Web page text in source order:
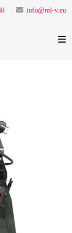
info@ml-v.eu